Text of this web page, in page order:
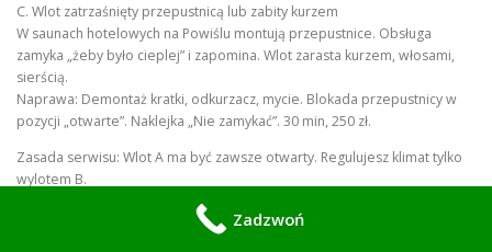
C. Wlot zatrzaśnięty przepustnicą lub zabity kurzem
W saunach hotelowych na Powiślu montują przepustnice. Obsługa
zamyka „żeby było cieplej” i zapomina. Wlot zarasta kurzem, włosami,
sierścią.
Naprawa: Demontaż kratki, odkurzacz, mycie. Blokada przepustnicy w
pozycji „otwarte”. Naklejka „Nie zamykać”. 30 min, 250 zł.
Zasada serwisu: Wlot A ma być zawsze otwarty. Regulujesz klimat tylko
wylotem B.
4. Naprawa wylotu B i C – gdy gorące powietrze
Zadzwoń